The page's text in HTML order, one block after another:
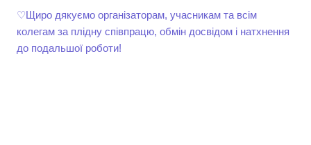
♡Щиро дякуємо організаторам, учасникам та всім
колегам за плідну співпрацю, обмін досвідом і натхнення
до подальшої роботи!